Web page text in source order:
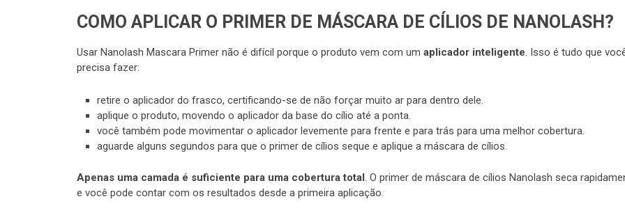
COMO APLICAR O PRIMER DE MÁSCARA DE CÍLIOS DE NANOLASH?
Usar Nanolash Mascara Primer não é difícil porque o produto vem com um aplicador inteligente . Isso é tudo que
precisa fazer:
retire o aplicador do frasco, certificando-se de não forçar muito ar para dentro dele.
aplique o produto, movendo o aplicador da base do cílio até a ponta.
você também pode movimentar o aplicador levemente para frente e para trás para uma melhor cobertura.
aguarde alguns segundos para que o primer de cílios seque e aplique a máscara de cílios.
Apenas uma camada é suficiente para uma cobertura total. O primer de máscara de cílios Nanolash seca
e você pode contar com os resultados desde a primeira aplicação.